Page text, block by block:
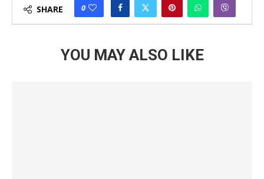
SHARE 0
YOU MAY ALSO LIKE